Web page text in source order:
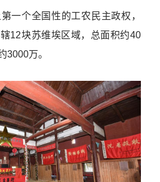
个全国性的工农民主政权，
12块苏维埃区域，总面积约40
3000万。